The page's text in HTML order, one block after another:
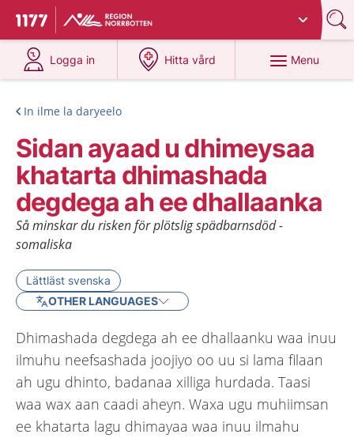
To start page for 1177
Du har valt region
Logga in
at 1177.se
Hitta vård
at 1177.se
Menu
In ilme la daryeelo
Sidan ayaad u dhimeysaa
khatarta dhimashada
degdega ah ee dhallaanka
Så minskar du risken för plötslig spädbarnsdöd -
somaliska
Lättläst svenska
OTHER LANGUAGES
Dhimashada degdega ah ee dhallaanku waa inuu
ilmuhu neefsashada joojiyo oo uu si lama filaan
ah ugu dhinto, badanaa xilliga hurdada. Taasi
waa wax aan caadi aheyn. Waxa ugu muhiimsan
ee khatarta lagu dhimayaa waa inuu ilmahu